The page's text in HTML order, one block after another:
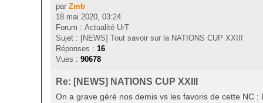
par Zmb
18 mai 2020, 03:24
Forum : Actualité UrT
Sujet : [NEWS] Tout savoir sur la NATIONS CUP XXIII
Réponses : 16
Vues : 90678
Re: [NEWS] NATIONS CUP XXIII
On a grave géré nos demis vs les favoris de cette NC